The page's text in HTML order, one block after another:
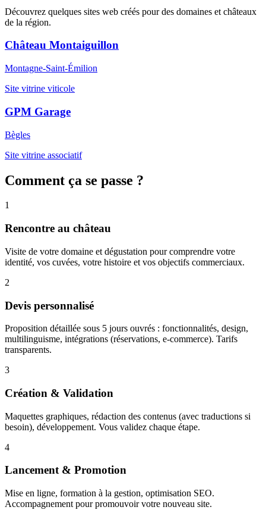
Découvrez quelques sites web créés pour des domaines et châteaux
de la région.
Château Montaiguillon
Montagne-Saint-Émilion
Site vitrine viticole
GPM Garage
Bègles
Site vitrine associatif
Comment ça se passe ?
1
Rencontre au château
Visite de votre domaine et dégustation pour comprendre votre
identité, vos cuvées, votre histoire et vos objectifs commerciaux.
2
Devis personnalisé
Proposition détaillée sous 5 jours ouvrés : fonctionnalités, design,
multilinguisme, intégrations (réservations, e-commerce). Tarifs
transparents.
3
Création & Validation
Maquettes graphiques, rédaction des contenus (avec traductions si
besoin), développement. Vous validez chaque étape.
4
Lancement & Promotion
Mise en ligne, formation à la gestion, optimisation SEO.
Accompagnement pour promouvoir votre nouveau site.